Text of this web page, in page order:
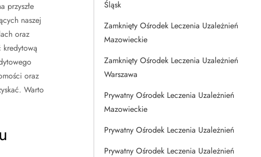
przyszłe
naszej
oraz
oraz
Warto
Śląsk
Zamknięty Ośrodek Leczenia Uzależnień
Mazowieckie
Zamknięty Ośrodek Leczenia Uzależnień
Warszawa
Prywatny Ośrodek Leczenia Uzależnień
Mazowieckie
Prywatny Ośrodek Leczenia Uzależnień
Prywatny Ośrodek Leczenia Uzależnień